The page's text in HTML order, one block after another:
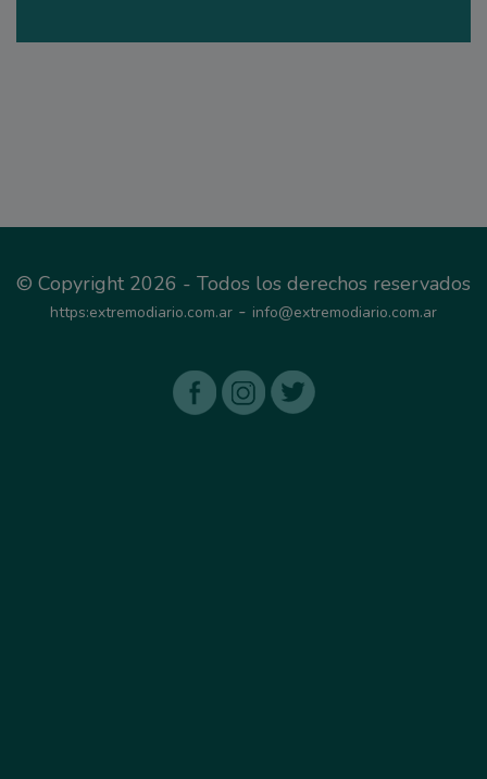
© Copyright 2026 - Todos los derechos reservados
https:extremodiario.com.ar - info@extremodiario.com.ar